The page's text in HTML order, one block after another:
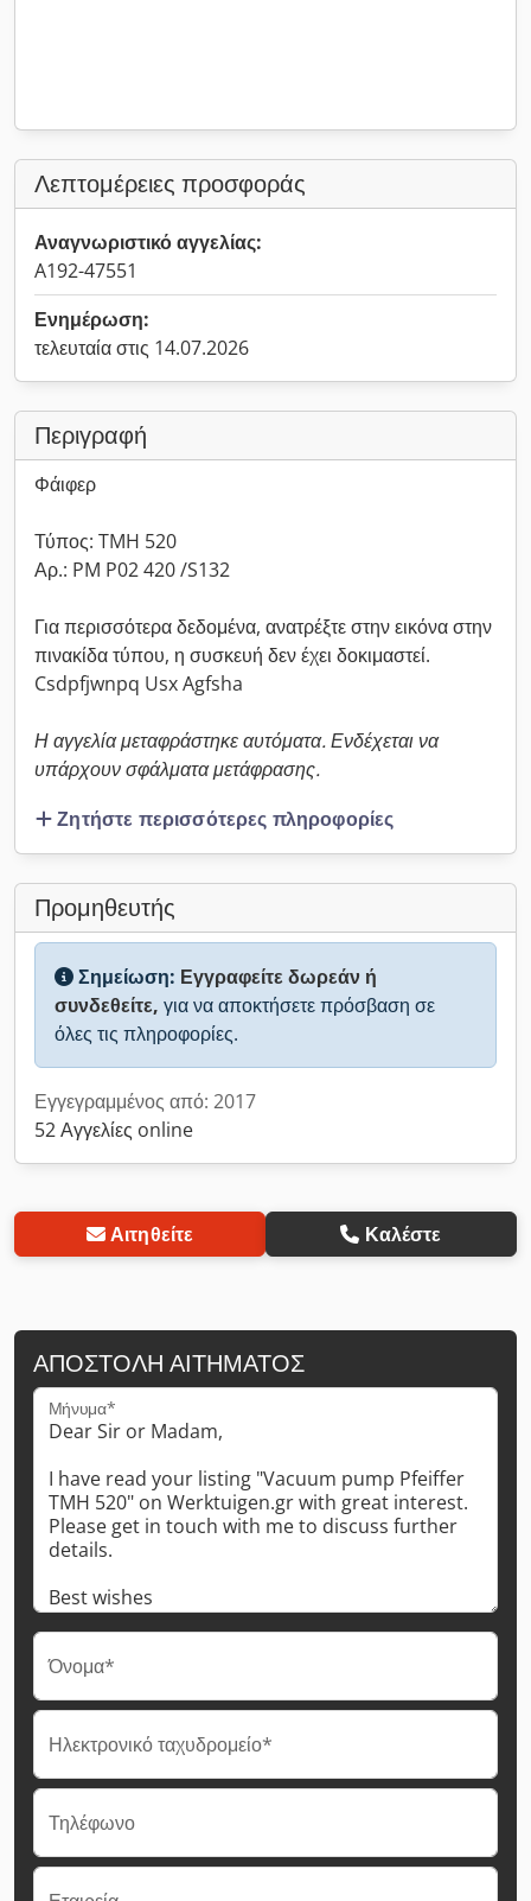
Λεπτομέρειες προσφοράς
Αναγνωριστικό αγγελίας:
A192-47551
Ενημέρωση:
τελευταία στις 14.07.2026
Περιγραφή
Φάιφερ
Τύπος: TMH 520
Αρ.: PM P02 420 /S132
Για περισσότερα δεδομένα, ανατρέξτε στην εικόνα στην
πινακίδα τύπου, η συσκευή δεν έχει δοκιμαστεί.
Csdpfjwnpq Usx Agfsha
Η αγγελία μεταφράστηκε αυτόματα. Ενδέχεται να
υπάρχουν σφάλματα μετάφρασης.
Ζητήστε περισσότερες πληροφορίες
Προμηθευτής
Σημείωση: Εγγραφείτε δωρεάν ή
συνδεθείτε, για να αποκτήσετε πρόσβαση σε
όλες τις πληροφορίες.
Εγγεγραμμένος από: 2017
52 Αγγελίες online
Αιτηθείτε Καλέστε
ΑΠΟΣΤΟΛΉ ΑΙΤΉΜΑΤΟΣ
Μήνυμα*
Όνομα*
Ηλεκτρονικό ταχυδρομείο*
Τηλέφωνο